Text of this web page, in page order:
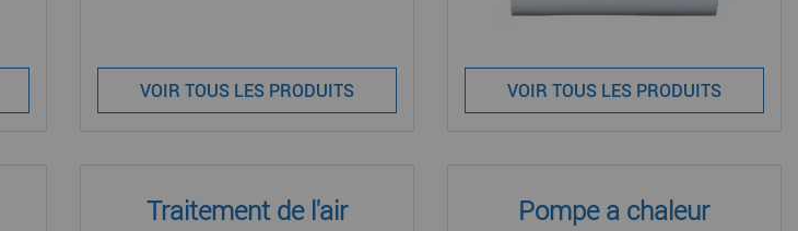
VOIR TOUS LES PRODUITS VOIR TOUS LES PRODUITS
Traitement de l'air Pompe a chaleur